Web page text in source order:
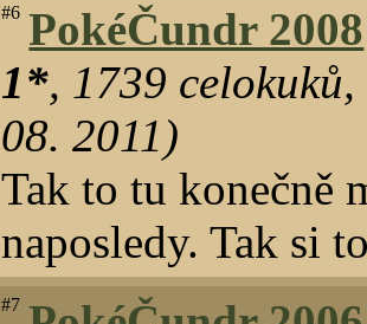
#6 PokéČundr 2008
1*, 1739 celokuků,
08. 2011)
Tak to tu konečně
naposledy. Tak si
#7